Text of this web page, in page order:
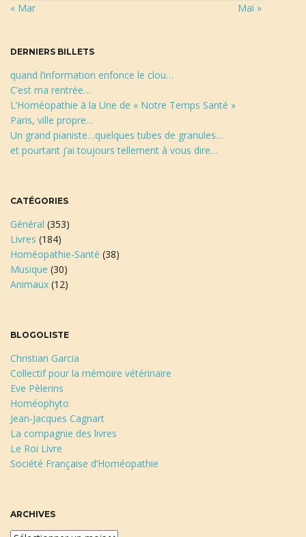
c
« Mar Mai »
DERNIERS BILLETS
quand l’information enfonce le clou…
C’est ma rentrée…
L’Homéopathie à la Une de « Notre Temps Santé »
Paris, ville propre…
Un grand pianiste…quelques tubes de granules…
et pourtant j’ai toujours tellement à vous dire…
CATÉGORIES
Général (353)
Livres (184)
Homéopathie-Santé (38)
Musique (30)
Animaux (12)
BLOGOLISTE
Christian Garcia
Collectif pour la mémoire vétérinaire
Eve Pèlerins
Homéophyto
Jean-Jacques Cagnart
La compagnie des livres
Le Roi Livre
Société Française d’Homéopathie
ARCHIVES